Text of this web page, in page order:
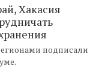
Хакасия
подписали